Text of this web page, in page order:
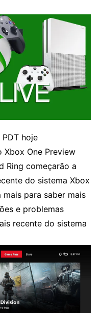
hoje
Xbox One Preview
Ring começarão a
do sistema Xbox
mais para saber mais
e problemas
recente do sistema